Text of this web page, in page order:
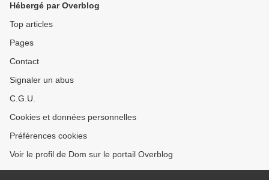
Hébergé par Overblog
Top articles
Pages
Contact
Signaler un abus
C.G.U.
Cookies et données personnelles
Préférences cookies
Voir le profil de Dom sur le portail Overblog